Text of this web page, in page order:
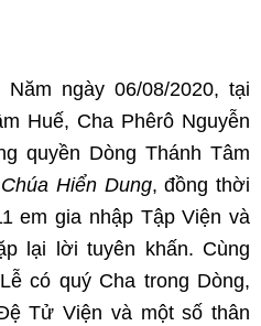
ngày 06/08/2020, tại
Huế, Cha Phêrô Nguyễn
quyền Dòng Thánh Tâm
Chúa Hiển Dung, đồng thời
em gia nhập Tập Viện và
lại lời tuyên khấn. Cùng
có quý Cha trong Dòng,
Tử Viện và một số thân